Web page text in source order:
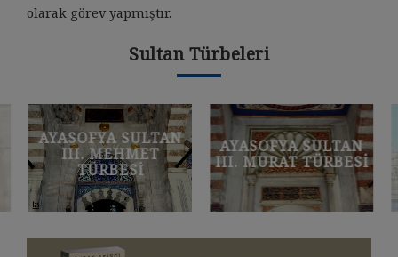
olarak görev yapmıştır.
Sultan Türbeleri
AYASOFYA SULTAN
III. MEHMET
TÜRBESI
AYASOFYA SULTAN
III. MURAT TÜRBESI